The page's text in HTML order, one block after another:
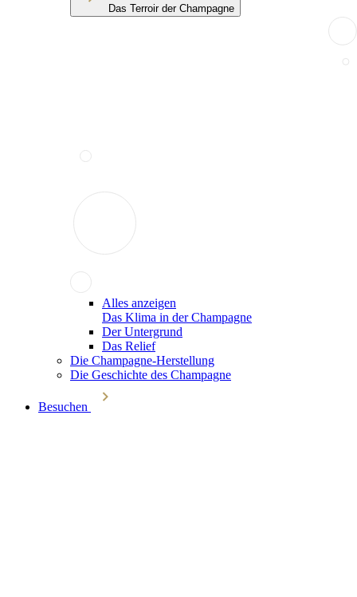
Das Terroir der Champagne
Alles anzeigen
Das Klima in der Champagne
Der Untergrund
Das Relief
Die Champagne-Herstellung
Die Geschichte des Champagne
Besuchen